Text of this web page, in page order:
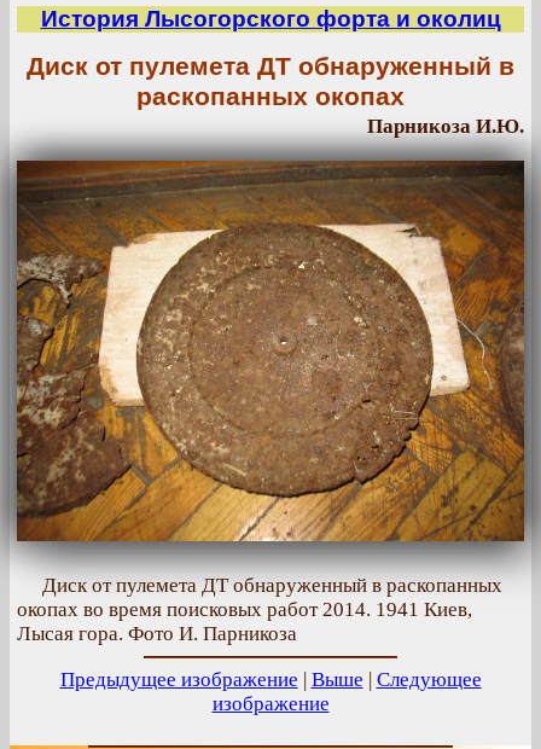
История Лысогорского форта и околиц
Диск от пулемета ДТ обнаруженный в
раскопанных окопах
Парникоза И.Ю.
Диск от пулемета ДТ обнаруженный в раскопанных
окопах во время поисковых работ 2014. 1941 Киев,
Лысая гора. Фото И. Парникоза
Предыдущее изображение | Выше | Следующее
изображение